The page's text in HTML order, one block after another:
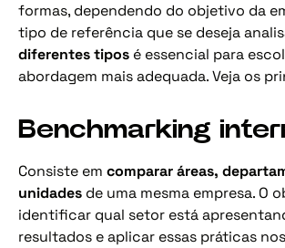
formas, dependendo do objetivo da
tipo de referência que se deseja
diferentes tipos é essencial para
abordagem mais adequada. Veja os
Benchmarking
Consiste em comparar áreas,
unidades de uma mesma empresa. O
identificar qual setor está
resultados e aplicar essas práticas